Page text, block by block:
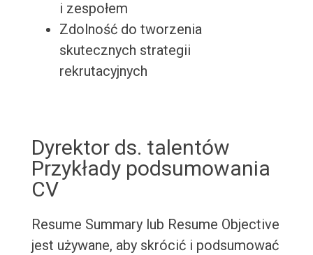
i zespołem
Zdolność do tworzenia
skutecznych strategii
rekrutacyjnych
Dyrektor ds. talentów
Przykłady podsumowania
CV
Resume Summary lub Resume Objective
jest używane, aby skrócić i podsumować